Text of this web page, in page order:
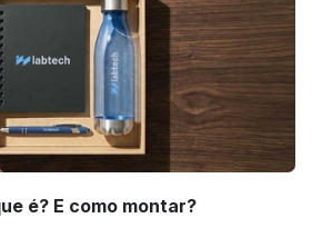
é? E como montar?